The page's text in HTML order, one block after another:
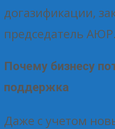
догазификации,
председатель АЮР.
Почему бизнесу
поддержка
Даже с учетом